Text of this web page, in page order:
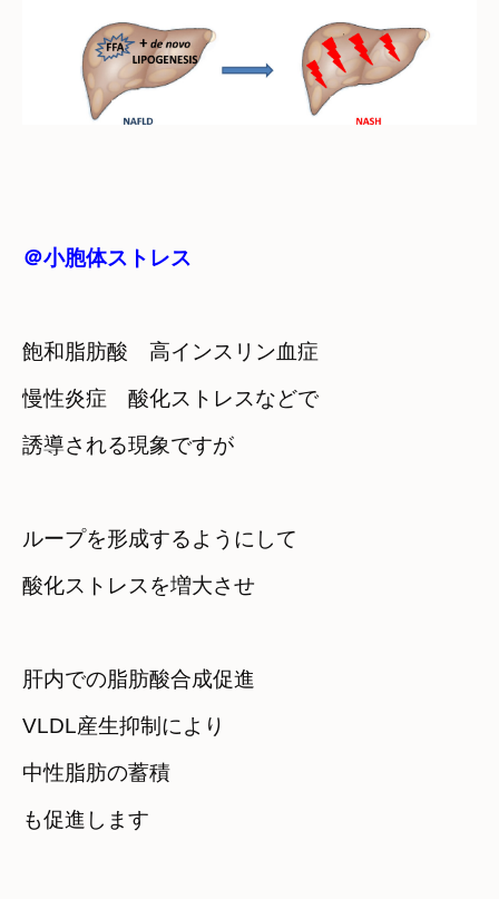
＠小胞体ストレス
飽和脂肪酸　高インスリン血症
慢性炎症　酸化ストレスなどで
誘導される現象ですが
ループを形成するようにして
酸化ストレスを増大させ
肝内での脂肪酸合成促進
VLDL産生抑制により
中性脂肪の蓄積
も促進します